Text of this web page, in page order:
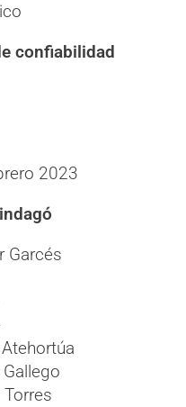
confiabilidad
2023
Garcés